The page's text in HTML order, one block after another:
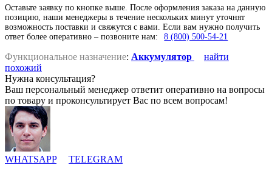
Оставьте заявку по кнопке выше. После оформления заказа на данную
позицию, наши менеджеры в течение нескольких минут уточнят
возможность поставки и свяжутся с вами. Если вам нужно получить
ответ более оперативно – позвоните нам:
8 (800) 500-54-21
Функциональное назначение: Аккумулятор
найти
похожий
Нужна консультация?
Ваш персональный менеджер ответит оперативно на вопросы
по товару и проконсультирует Вас по всем вопросам!
WHATSAPP TELEGRAM